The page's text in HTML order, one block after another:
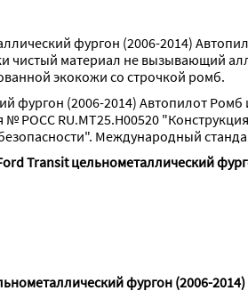
фургон (2006-2014)
чистый материал не вызывающий
экокожи со строчкой ромб.
фургон (2006-2014) Автопилот
№ РОСС RU.МТ25.Н00520
Международный
Transit цельнометаллический
фургон (2006-